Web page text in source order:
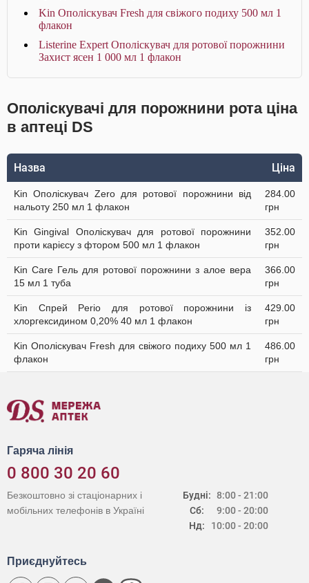
Kin Ополіскувач Fresh для свіжого подиху 500 мл 1
флакон
Listerine Expert Ополіскувач для ротової порожнини
Захист ясен 1 000 мл 1 флакон
Ополіскувачі для порожнини рота ціна
в аптеці DS
Назва Ціна
Kin Ополіскувач Zero для ротової порожнини від
нальоту 250 мл 1 флакон
284.00
грн
Kin Gingival Ополіскувач для ротової порожнини
проти карієсу з фтором 500 мл 1 флакон
352.00
грн
Kin Care Гель для ротової порожнини з алое вера
15 мл 1 туба
366.00
грн
Kin Спрей Perio для ротової порожнини із
хлоргексидином 0,20% 40 мл 1 флакон
429.00
грн
Kin Ополіскувач Fresh для свіжого подиху 500 мл 1
флакон
486.00
грн
Гаряча лінія
0 800 30 20 60
Будні:
Сб:
Нд:
8:00 - 21:00
9:00 - 20:00
10:00 - 20:00
Безкоштовно зі стаціонарних і
мобільних телефонів в Україні
Приєднуйтесь